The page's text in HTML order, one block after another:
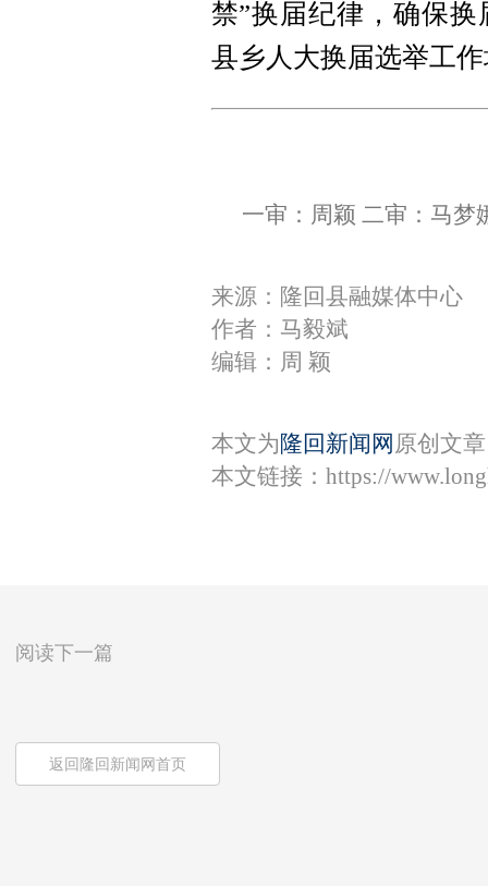
禁”换届纪律，确保
县乡人大换届选举工
一审：周颖 二审：马梦
来源：隆回县融媒体中心
作者：马毅斌
编辑：周 颖
本文为 隆回新闻网 原创文
本文链接： https://
阅读下一篇
返回隆回新闻网首页